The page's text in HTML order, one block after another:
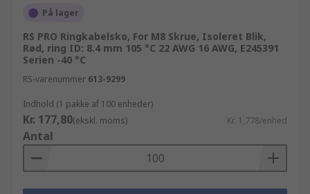
På lager
RS PRO Ringkabelsko, For M8 Skrue, Isoleret Blik,
Rød, ring ID: 8.4 mm 105 °C 22 AWG 16 AWG, E245391
Serien -40 °C
RS-varenummer 613-9299
Indhold (1 pakke af 100 enheder)
Kr. 177,80(ekskl. moms) Kr. 1,778/enhed
Antal